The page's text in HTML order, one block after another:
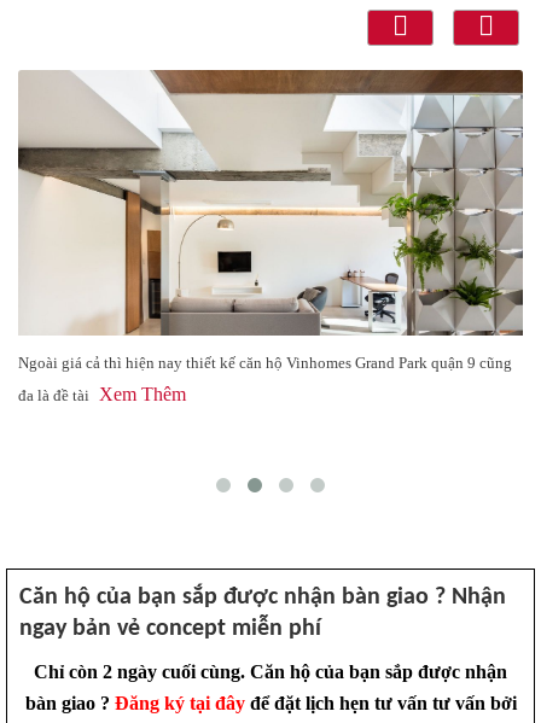
Thiết kế nội thất căn hộ chung cư 80m2 Marina Tower Chủ đầu tư: Anh A
Diện tích căn hộ: Xem Thêm
Căn hộ của bạn sắp được nhận bàn giao ? Nhận
ngay bản vẻ concept miễn phí
Chỉ còn 2 ngày cuối cùng. Căn hộ của bạn sắp được nhận
bàn giao ? Đăng ký tại đâyđể đặt lịch hẹn tư vấn tư vấn bởi